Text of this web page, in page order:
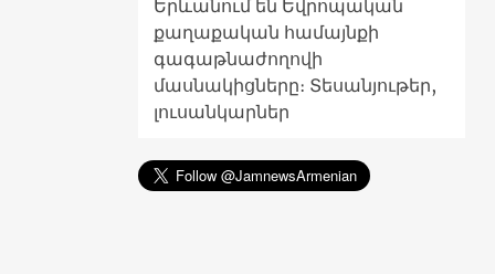
Երևանում են Եվրոպական
քաղաքական համայնքի
գագաթնաժողովի
մասնակիցները։ Տեսանյութեր,
լուսանկարներ